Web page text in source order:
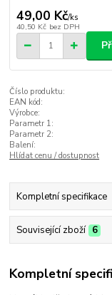
49,00 Kč/ks
40,50 Kč bez DPH
Číslo produktu:
EAN kód:
Výrobce:
Parametr 1:
Parametr 2:
Balení:
Hlídat cenu / dostupnost
Kompletní specifikace
Související zboží 6
Kompletní